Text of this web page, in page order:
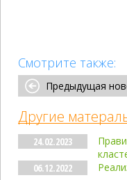
Смотрите также:
Предыдущая
Другие
24.02.2023
06.12.2022